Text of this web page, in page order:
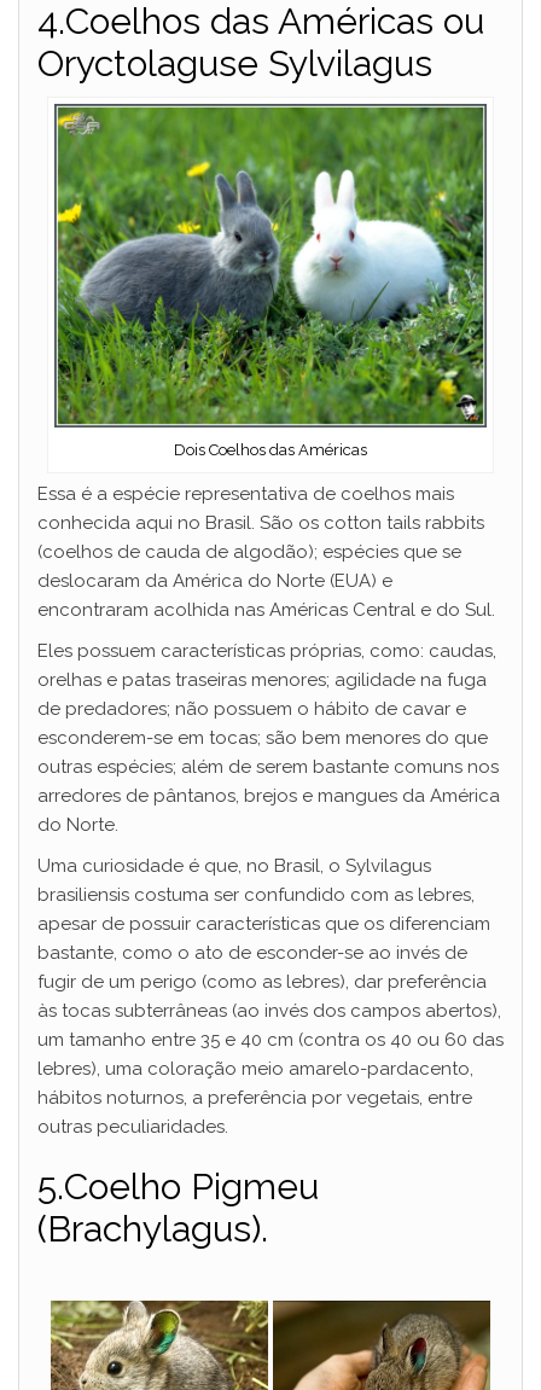
4.Coelhos das Américas ou
Oryctolaguse Sylvilagus
Dois Coelhos das Américas
Essa é a espécie representativa de coelhos mais
conhecida aqui no Brasil. São os cotton tails rabbits
(coelhos de cauda de algodão); espécies que se
deslocaram da América do Norte (EUA) e
encontraram acolhida nas Américas Central e do Sul.
Eles possuem características próprias, como: caudas,
orelhas e patas traseiras menores; agilidade na fuga
de predadores; não possuem o hábito de cavar e
esconderem-se em tocas; são bem menores do que
outras espécies; além de serem bastante comuns nos
arredores de pântanos, brejos e mangues da América
do Norte.
Uma curiosidade é que, no Brasil, o Sylvilagus
brasiliensis costuma ser confundido com as lebres,
apesar de possuir características que os diferenciam
bastante, como o ato de esconder-se ao invés de
fugir de um perigo (como as lebres), dar preferência
às tocas subterrâneas (ao invés dos campos abertos),
um tamanho entre 35 e 40 cm (contra os 40 ou 60 das
lebres), uma coloração meio amarelo-pardacento,
hábitos noturnos, a preferência por vegetais, entre
outras peculiaridades.
5.Coelho Pigmeu
(Brachylagus).